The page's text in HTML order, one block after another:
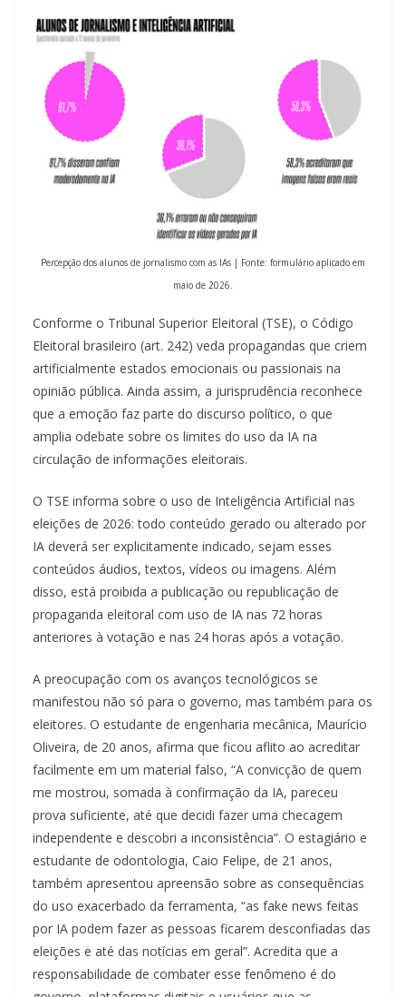
Percepção dos alunos de jornalismo com as IAs | Fonte: formulário aplicado em
maio de 2026.
Conforme o Tribunal Superior Eleitoral (TSE), o Código
Eleitoral brasileiro (art. 242) veda propagandas que criem
artificialmente estados emocionais ou passionais na
opinião pública. Ainda assim, a jurisprudência reconhece
que a emoção faz parte do discurso político, o que
amplia odebate sobre os limites do uso da IA na
circulação de informações eleitorais.
O TSE informa sobre o uso de Inteligência Artificial nas
eleições de 2026: todo conteúdo gerado ou alterado por
IA deverá ser explicitamente indicado, sejam esses
conteúdos áudios, textos, vídeos ou imagens. Além
disso, está proibida a publicação ou republicação de
propaganda eleitoral com uso de IA nas 72 horas
anteriores à votação e nas 24 horas após a votação.
A preocupação com os avanços tecnológicos se
manifestou não só para o governo, mas também para os
eleitores. O estudante de engenharia mecânica, Maurício
Oliveira, de 20 anos, afirma que ficou aflito ao acreditar
facilmente em um material falso, “A convicção de quem
me mostrou, somada à confirmação da IA, pareceu
prova suficiente, até que decidi fazer uma checagem
independente e descobri a inconsistência”. O estagiário e
estudante de odontologia, Caio Felipe, de 21 anos,
também apresentou apreensão sobre as consequências
do uso exacerbado da ferramenta, “as fake news feitas
por IA podem fazer as pessoas ficarem desconfiadas das
eleições e até das notícias em geral”. Acredita que a
responsabilidade de combater esse fenômeno é do